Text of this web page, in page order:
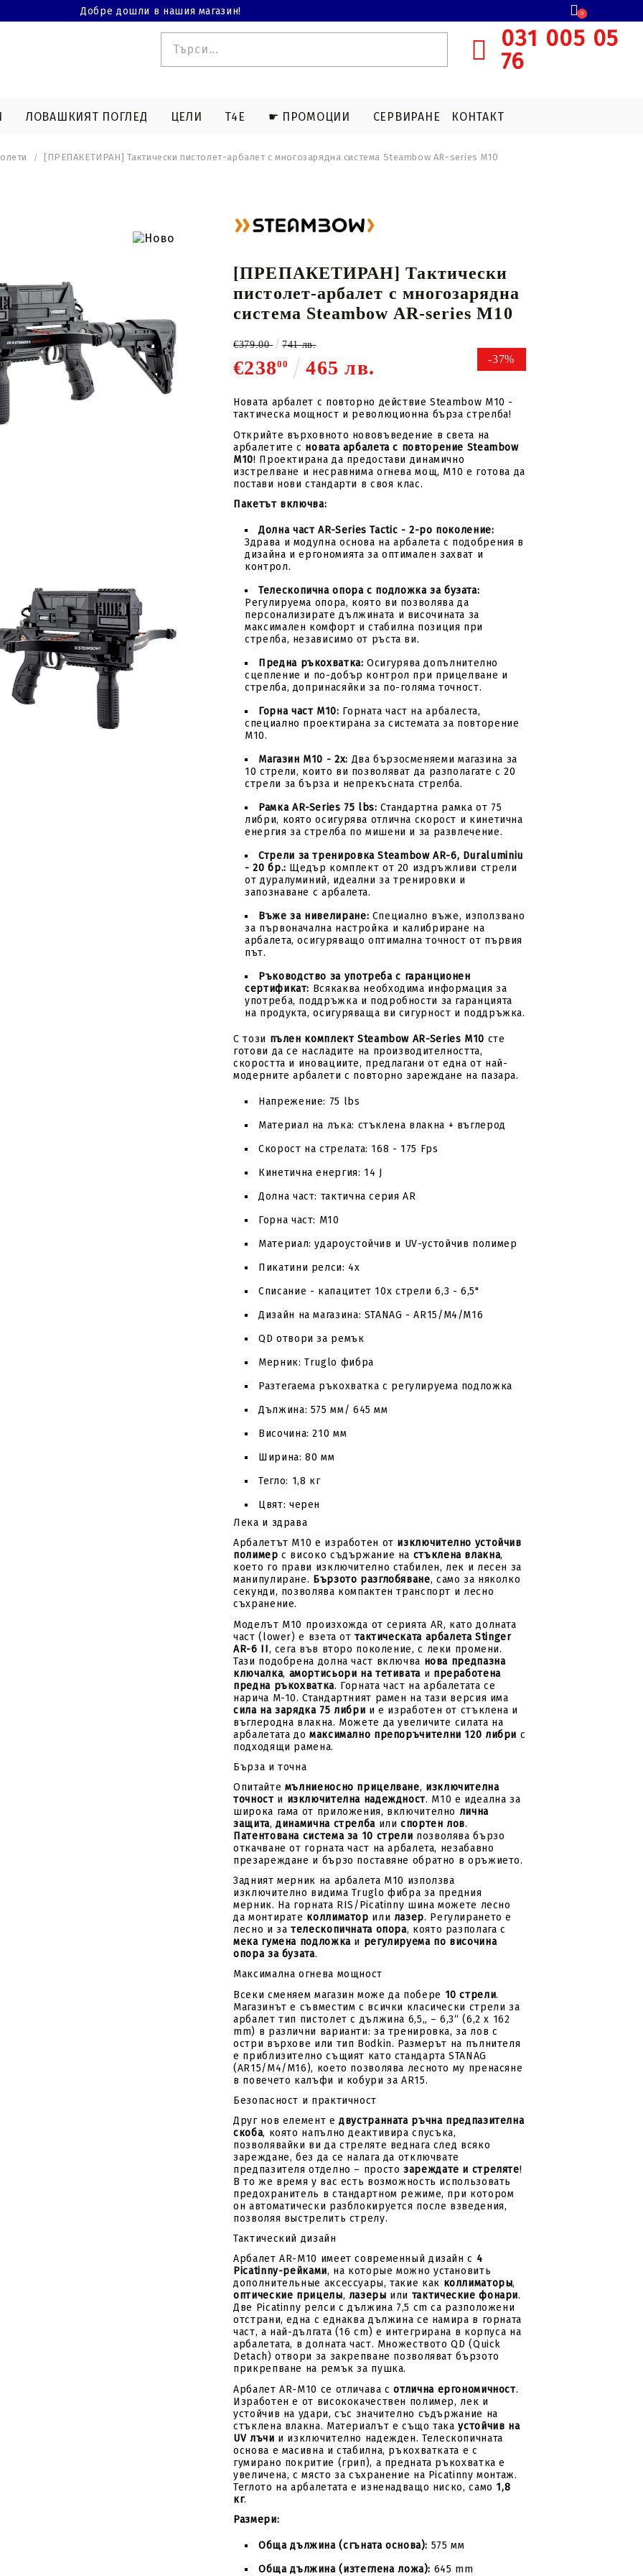
Добре дошли в нашия магазин!
031 005 05
76
0
Съвети за спортна
Нок стрели
Light nocks арбалетни
стрели
Вложки за стрели
Пера за стрели
Чанти и чанти
Изкривени струни
Подложки за стрелки и
капаци
Восък и лубриканти
зареждане
компоненти
червена точка
Аксесоари за система за насочване
ЛОВАШКИЯТ ПОГЛЕД ЦЕЛИ T4E ☛ ПРОМОЦИИ CЕРВИРАНЕ КОНТАКТ
[ПРЕПАКЕТИРАН] Тактически пистолет-арбалет с многозарядна система Steambow AR-series M10
[ПРЕПАКЕТИРАН] Тактически
пистолет-арбалет с многозарядна
система Steambow AR-series M10
-37%
€23800 465 лв.
€379.00 741 лв.
Новата арбалет с повторно действие Steambow M10 -
тактическа мощност и революционна бърза стрелба!
Открийте върховното нововъведение в света на
арбалетите с новата арбалета с повторение Steambow
M10! Проектирана да предостави динамично
изстрелване и несравнима огнева мощ, M10 е готова да
постави нови стандарти в своя клас.
Пакетът включва:
Долна част AR-Series Tactic - 2-ро поколение:
Здрава и модулна основа на арбалета с подобрения в
дизайна и ергономията за оптимален захват и
контрол.
Телескопична опора с подложка за бузата:
Регулируема опора, която ви позволява да
персонализирате дължината и височината за
максимален комфорт и стабилна позиция при
стрелба, независимо от ръста ви.
Предна ръкохватка: Осигурява допълнително
сцепление и по-добър контрол при прицелване и
стрелба, допринасяйки за по-голяма точност.
Горна част M10: Горната част на арбалеста,
специално проектирана за системата за повторение
M10.
Магазин M10 - 2x: Два бързосменяеми магазина за
10 стрели, които ви позволяват да разполагате с 20
стрели за бърза и непрекъсната стрелба.
Рамка AR-Series 75 lbs: Стандартна рамка от 75
либри, която осигурява отлична скорост и кинетична
енергия за стрелба по мишени и за развлечение.
Стрели за тренировка Steambow AR-6, Duraluminiu
- 20 бр.: Щедър комплект от 20 издръжливи стрели
от дуралуминий, идеални за тренировки и
запознаване с арбалета.
Въже за нивелиране: Специално въже, използвано
за първоначална настройка и калибриране на
арбалета, осигуряващо оптимална точност от първия
път.
Ръководство за употреба с гаранционен
сертификат: Всякаква необходима информация за
употреба, поддръжка и подробности за гаранцията
на продукта, осигуряваща ви сигурност и поддръжка.
С този пълен комплект Steambow AR-Series M10 сте
готови да се насладите на производителността,
скоростта и иновациите, предлагани от една от най-
модерните арбалети с повторно зареждане на пазара.
Напрежение: 75 lbs
Материал на лъка: стъклена влакна + въглерод
Скорост на стрелата: 168 - 175 Fps
Кинетична енергия: 14 J
Долна част: тактична серия AR
Горна част: M10
Материал: удароустойчив и UV-устойчив полимер
Пикатини релси: 4x
Списание - капацитет 10x стрели 6,3 - 6,5"
Дизайн на магазина: STANAG - AR15/M4/M16
QD отвори за ремък
Мерник: Truglo фибра
Разтегаема ръкохватка с регулируема подложка
Дължина: 575 мм/ 645 мм
Височина: 210 мм
Ширина: 80 мм
Тегло: 1,8 кг
Цвят: черен
Лека и здрава
Арбалетът M10 е изработен от изключително устойчив
полимер с високо съдържание на стъклена влакна,
което го прави изключително стабилен, лек и лесен за
манипулиране. Бързото разглобяване, само за няколко
секунди, позволява компактен транспорт и лесно
съхранение.
Моделът M10 произхожда от серията AR, като долната
част (lower) е взета оттактическата арбалета Stinger
AR-6 II, сега във второ поколение, с леки промени.
Тази подобрена долна част включва нова предпазна
ключалка, амортисьори на тетивата и преработена
предна ръкохватка. Горната част на арбалетата се
нарича M-10. Стандартният рамен на тази версия има
сила на зарядка 75 либри и е изработен от стъклена и
въглеродна влакна. Можете да увеличите силата на
арбалетата домаксимално препоръчителни 120 либри с
подходящи рамена.
Бърза и точна
Опитайте мълниеносно прицелване, изключителна
точности изключителна надеждност. M10 е идеална за
широка гама от приложения, включително лична
защита,динамична стрелбаилиспортен лов.
Патентована система за 10 стрели позволява бързо
откачване от горната част на арбалета, незабавно
презареждане и бързо поставяне обратно в оръжието.
Задният мерник на арбалета M10 използва
изключително видима Truglo фибра за предния
мерник. На горната RIS/Picatinny шина можете лесно
да монтирате коллиматор или лазер. Регулирането е
лесно и зателескопичната опора, която разполага с
мека гумена подложкаи регулируема по височина
опора за бузата.
Максимална огнева мощност
Всеки сменяем магазин може да побере 10 стрели.
Магазинът е съвместим с всички класически стрели за
арбалет тип пистолет с дължина 6,5„ – 6,3“ (6,2 x 162
mm) в различни варианти: за тренировка, за лов с
остри върхове или тип Bodkin. Размерът на пълнителя
е приблизително същият като стандарта STANAG
(AR15/M4/M16), което позволява лесното му пренасяне
в повечето калъфи и кобури за AR15.
Безопасност и практичност
Друг нов елемент едвустранната ръчна предпазителна
скоба, която напълно деактивира спусъка,
позволявайки ви да стреляте веднага след всяко
зареждане, без да се налага да отключвате
предпазителя отделно – простозареждате и стреляте!
В то же время у вас есть возможность использовать
предохранитель в стандартном режиме, при котором
он автоматически разблокируется после взведения,
позволяя выстрелить стрелу.
Тактический дизайн
Арбалет AR-M10 имеет современный дизайн с 4
Picatinny-рейками, на которые можно установить
дополнительные аксессуары, такие как коллиматоры,
оптические прицелы, лазеры или тактические фонари.
Две Picatinny релси с дължина 7,5 cm са разположени
отстрани, една с еднаква дължина се намира в горната
част, а най-дългата (16 cm) е интегрирана в корпуса на
арбалетата, в долната част. Множеството QD (Quick
Detach) отвори за закрепване позволяват бързото
прикрепване на ремък за пушка.
Арбалет AR-M10 се отличава сотлична ергономичност.
Изработен е от висококачествен полимер, лек и
устойчив на удари, със значително съдържание на
стъклена влакна. Материалът е също такаустойчив на
UV лъчи и изключително надежден. Телескопичната
основа е масивна и стабилна, ръкохватката е с
гумирано покритие (грип), а предната ръкохватка е
увеличена, с място за съхранение на Picatinny монтаж.
Теглото на арбалетата е изненадващо ниско, само 1,8
кг.
Размери:
Обща дължина (сгъната основа): 575 мм
Обща дължина (изтеглена ложа): 645 mm